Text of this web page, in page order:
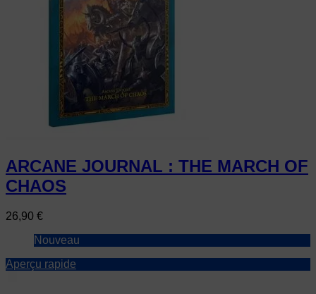
ARCANE JOURNAL : THE MARCH OF
CHAOS
Prix
26,90 €
Nouveau
Aperçu rapide